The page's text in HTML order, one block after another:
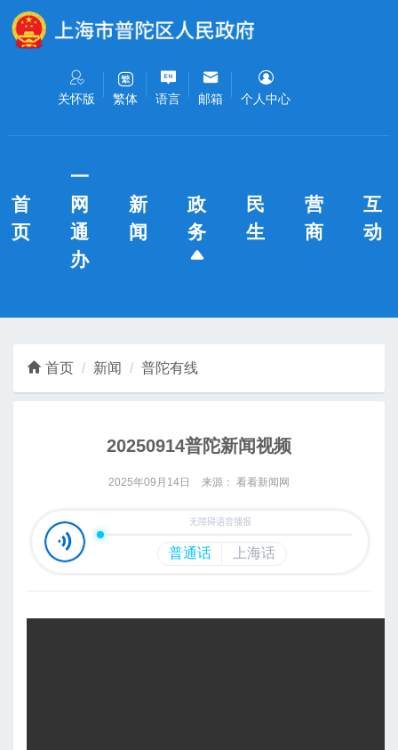
无障碍操作说明
关怀版 繁体 语言 邮箱 个人中心
首
页
一
网
通
办
新
闻
政
务
民
生
营
商
互
动
首页 新闻 普陀有线
20250914普陀新闻视频
2025年09月14日 来源： 看看新闻网